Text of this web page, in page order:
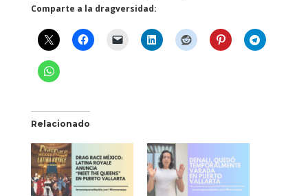
Comparte a la dragversidad:
Relacionado